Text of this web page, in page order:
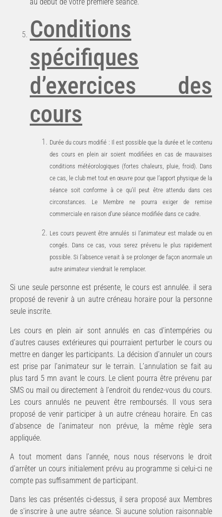
Conditions
spécifiques
d’exercices
des
cours
Durée du cours modifié : Il est possible que la durée et le contenu
des cours en plein air soient modifiées en cas de mauvaises
conditions météorologiques (fortes chaleurs, pluie, froid). Dans
ce cas, le club met tout en œuvre pour que l’apport physique de la
séance soit conforme à ce qu’il peut être attendu dans ces
circonstances. Le Membre ne pourra exiger de remise
commerciale en raison d’une séance modifiée dans ce cadre.
Les cours peuvent être annulés si l’animateur est malade ou en
congés. Dans ce cas, vous serez prévenu le plus rapidement
possible. Si l’absence venait à se prolonger de façon anormale un
autre animateur viendrait le remplacer.
Si une seule personne est présente, le cours est annulée. il sera
proposé de revenir à un autre créneau horaire pour la personne
seule inscrite.
Les cours en plein air sont annulés en cas d’intempéries ou
d’autres causes extérieures qui pourraient perturber le cours ou
mettre en danger les participants. La décision d’annuler un cours
est prise par l’animateur sur le terrain. L’annulation se fait au
plus tard 5 mn avant le cours. Le client pourra être prévenu par
SMS ou mail ou directement à l’endroit du rendez-vous du cours.
Les cours annulés ne peuvent être remboursés. Il vous sera
proposé de venir participer à un autre créneau horaire. En cas
d’absence de l’animateur non prévue, la même règle sera
appliquée.
A tout moment dans l’année, nous nous réservons le droit
d’arrêter un cours initialement prévu au programme si celui-ci ne
compte pas suffisamment de participant.
Dans les cas présentés ci-dessus, il sera proposé aux Membres
de s’inscrire à une autre séance. Si aucune solution raisonnable